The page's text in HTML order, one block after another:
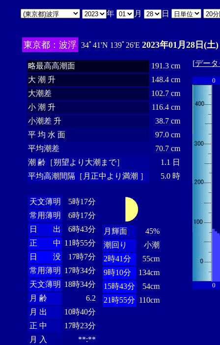
年 月 日
東京都：波浮 34ﾟ41'N 139ﾟ26'E 2023年01月28日(土)
略最高高潮面
191.3 cm
大 潮 升
148.4 cm
大潮差
102.7 cm
小 潮 升
116.4 cm
小潮差 升
38.7 cm
平 均 水 面
97.0 cm
平均潮差
70.7 cm
潮 齢［朔望より大潮まで］
1.1 日
平均高潮間隔［月正中より満潮 ］
5.0 時
天文薄明
5時17分
常用薄明
6時17分
日 出
6時43分
正 中 11時55分
日 没
17時7分
常用薄明 17時34分
天文薄明 18時34分
月 齢
6.2
月 出
10時40分
正 中
17時23分
月 入
**:**
月輝面
45%
潮回り
小潮
2時41分
55cm
9時10分
134cm
15時43分
54cm
21時55分 110cm
[デー
0
0